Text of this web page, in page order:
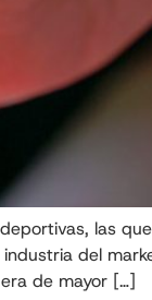
las
del
de mayor […]